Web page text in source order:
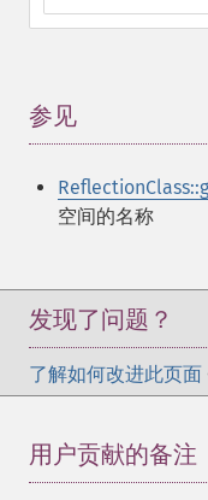
参见
空间的名称
发现了问题？
了解如何改进此页面
用户贡献的备注